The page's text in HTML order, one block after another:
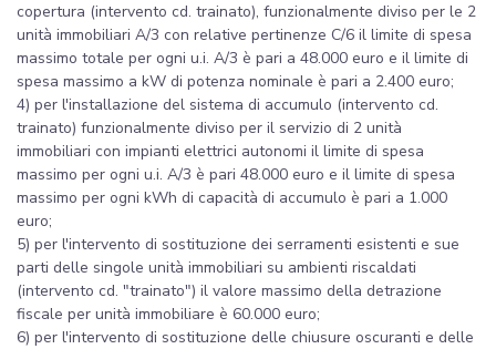
copertura (intervento cd. trainato), funzionalmente diviso per le 2
unità immobiliari A/3 con relative pertinenze C/6 il limite di spesa
massimo totale per ogni u.i. A/3 è pari a 48.000 euro e il limite di
spesa massimo a kW di potenza nominale è pari a 2.400 euro;
4) per l'installazione del sistema di accumulo (intervento cd.
trainato) funzionalmente diviso per il servizio di 2 unità
immobiliari con impianti elettrici autonomi il limite di spesa
massimo per ogni u.i. A/3 è pari 48.000 euro e il limite di spesa
massimo per ogni kWh di capacità di accumulo è pari a 1.000
euro;
5) per l'intervento di sostituzione dei serramenti esistenti e sue
parti delle singole unità immobiliari su ambienti riscaldati
(intervento cd. "trainato") il valore massimo della detrazione
fiscale per unità immobiliare è 60.000 euro;
6) per l'intervento di sostituzione delle chiusure oscuranti e delle